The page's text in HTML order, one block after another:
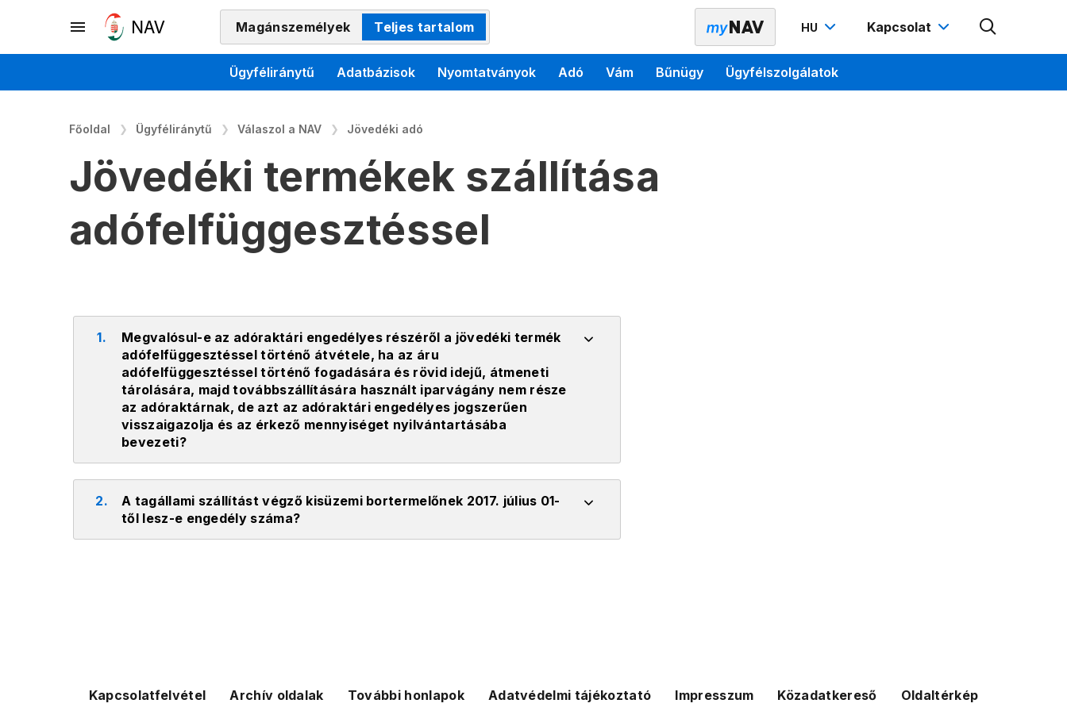
Magánszemélyek Teljes tartalom HU Kapcsolat
Ügyféliránytű Adatbázisok Nyomtatványok Adó Vám Bűnügy Ügyfélszolgálatok
Főoldal Ügyféliránytű Válaszol a NAV Jövedéki adó
Jövedéki termékek szállítása
adófelfüggesztéssel
1.
Megvalósul-e az adóraktári engedélyes részéről a jövedéki termék
adófelfüggesztéssel történő átvétele, ha az áru
adófelfüggesztéssel történő fogadására és rövid idejű, átmeneti
tárolására, majd továbbszállítására használt iparvágány nem része
az adóraktárnak, de azt az adóraktári engedélyes jogszerűen
visszaigazolja és az érkező mennyiséget nyilvántartásába
bevezeti?
2.
A tagállami szállítást végző kisüzemi bortermelőnek 2017. július 01-
től lesz-e engedély száma?
Kapcsolatfelvétel Archív oldalak További honlapok Adatvédelmi tájékoztató Impresszum Közadatkereső Oldaltérkép